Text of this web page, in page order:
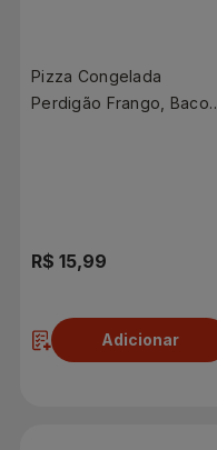
Pizza Congelada
Perdigão Frango, Bacon
R$ 15,99
Adicionar